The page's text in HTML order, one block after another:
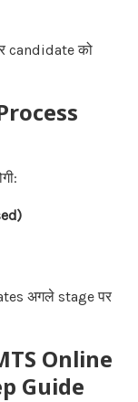
candidate को
अगले stage पर
Online
Guide